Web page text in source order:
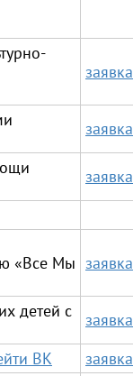
заявка
заявка
заявка
«Все Мы заявка
детей с
заявка
ВК заявка